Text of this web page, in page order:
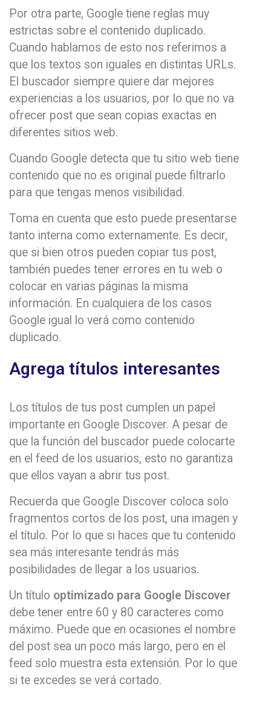
Por otra parte, Google tiene reglas muy
estrictas sobre el contenido duplicado.
Cuando hablamos de esto nos referimos a
que los textos son iguales en distintas URLs.
El buscador siempre quiere dar mejores
experiencias a los usuarios, por lo que no va
ofrecer post que sean copias exactas en
diferentes sitios web.
Cuando Google detecta que tu sitio web tiene
contenido que no es original puede filtrarlo
para que tengas menos visibilidad.
Toma en cuenta que esto puede presentarse
tanto interna como externamente. Es decir,
que si bien otros pueden copiar tus post,
también puedes tener errores en tu web o
colocar en varias páginas la misma
información. En cualquiera de los casos
Google igual lo verá como contenido
duplicado.
Agrega títulos interesantes
Los títulos de tus post cumplen un papel
importante en Google Discover. A pesar de
que la función del buscador puede colocarte
en el feed de los usuarios, esto no garantiza
que ellos vayan a abrir tus post.
Recuerda que Google Discover coloca solo
fragmentos cortos de los post, una imagen y
el título. Por lo que si haces que tu contenido
sea más interesante tendrás más
posibilidades de llegar a los usuarios.
Un título optimizado para Google Discover
debe tener entre 60 y 80 caracteres como
máximo. Puede que en ocasiones el nombre
del post sea un poco más largo, pero en el
feed solo muestra esta extensión. Por lo que
si te excedes se verá cortado.